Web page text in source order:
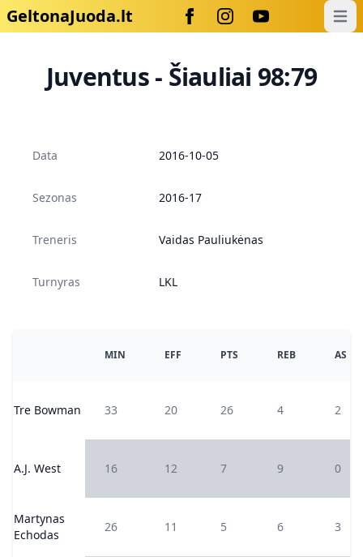
GeltonaJuoda.lt
Juventus - Šiauliai 98:79
Data 2016-10-05
Sezonas 2016-17
Treneris Vaidas Pauliukėnas
Turnyras LKL
MIN EFF PTS REB AS
Tre Bowman 33 20 26 4 2
A.J. West 16 12 7 9 0
Martynas
Echodas
26 11 5 6 3